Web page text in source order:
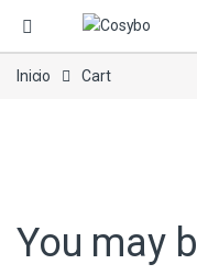
Inicio Cart
You may